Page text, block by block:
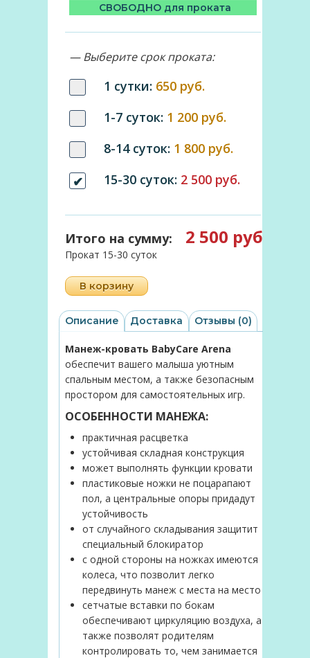
СВОБОДНО для проката
— Выберите срок проката:
1 сутки: 650 руб.
1-7 суток: 1 200 руб.
8-14 суток: 1 800 руб.
15-30 суток: 2 500 руб.
Итого на сумму: 2 500 руб
Прокат 15-30 суток
В корзину
Описание Доставка Отзывы (0)
Манеж-кровать BabyCare Arena
обеспечит вашего малыша уютным
спальным местом, а также безопасным
простором для самостоятельных игр.
ОСОБЕННОСТИ МАНЕЖА:
практичная расцветка
устойчивая складная конструкция
может выполнять функции кровати
пластиковые ножки не поцарапают
пол, а центральные опоры придадут
устойчивость
от случайного складывания защитит
специальный блокиратор
с одной стороны на ножках имеются
колеса, что позволит легко
передвинуть манеж с места на место
сетчатые вставки по бокам
обеспечивают циркуляцию воздуха, а
также позволят родителям
контролировать то, чем занимается